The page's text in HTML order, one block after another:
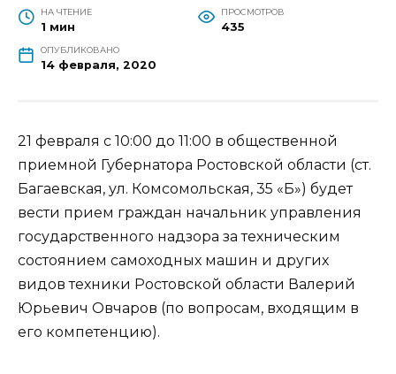
НА ЧТЕНИЕ
1 мин
ПРОСМОТРОВ
435
ОПУБЛИКОВАНО
14 февраля, 2020
21 февраля с 10:00 до 11:00 в общественной
приемной Губернатора Ростовской области (ст.
Багаевская, ул. Комсомольская, 35 «Б») будет
вести прием граждан начальник управления
государственного надзора за техническим
состоянием самоходных машин и других
видов техники Ростовской области Валерий
Юрьевич Овчаров (по вопросам, входящим в
его компетенцию).